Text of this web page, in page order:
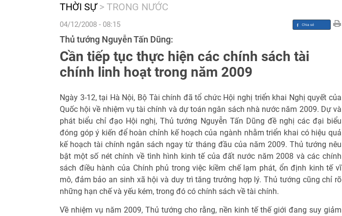
THỜI SỰ > TRONG NƯỚC
04/12/2008 - 08:15
Thủ tướng Nguyễn Tấn Dũng:
Cần tiếp tục thực hiện các chính sách tài
chính linh hoạt trong năm 2009
Ngày 3-12, tại Hà Nội, Bộ Tài chính đã tổ chức Hội nghị triển khai Nghị quyết của
Quốc hội về nhiệm vụ tài chính và dự toán ngân sách nhà nước năm 2009. Dự và
phát biểu chỉ đạo Hội nghị, Thủ tướng Nguyễn Tấn Dũng đề nghị các đại biểu
đóng góp ý kiến để hoàn chỉnh kế hoạch của ngành nhằm triển khai có hiệu quả
kế hoạch tài chính ngân sách ngay từ tháng đầu của năm 2009. Thủ tướng nêu
bật một số nét chính về tình hình kinh tế của đất nước năm 2008 và các chính
sách điều hành của Chính phủ trong việc kiềm chế lạm phát, ổn định kinh tế vĩ
mô, đảm bảo an sinh xã hội và duy trì tăng trưởng hợp lý. Thủ tướng cũng chỉ rõ
những hạn chế và yếu kém, trong đó có chính sách về tài chính.
Về nhiệm vụ năm 2009, Thủ tướng cho rằng, nền kinh tế thế giới đang suy giảm